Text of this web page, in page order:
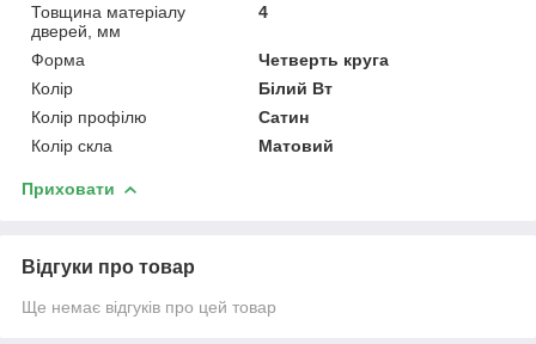
Товщина матеріалу
дверей, мм
4
Форма
Четверть круга
Колір
Білий Вт
Колір профілю
Сатин
Колір скла
Матовий
Приховати
Відгуки про товар
Ще немає відгуків про цей товар